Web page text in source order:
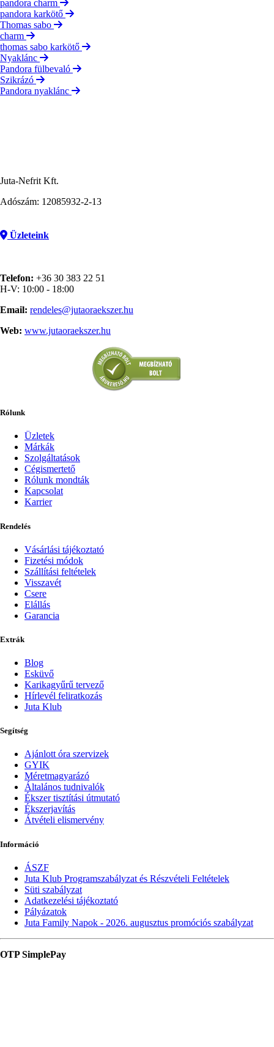
pandora charm
pandora karkötő
Thomas sabo
charm
thomas sabo karkötő
Nyaklánc
Pandora fülbevaló
Szikrázó
Pandora nyaklánc
Juta-Nefrit Kft.
Adószám: 12085932-2-13
Üzleteink
Telefon: +36 30 383 22 51
H-V: 10:00 - 18:00
Email: rendeles@jutaoraekszer.hu
Web: www.jutaoraekszer.hu
Rólunk
Üzletek
Márkák
Szolgáltatások
Cégismertető
Rólunk mondták
Kapcsolat
Karrier
Rendelés
Vásárlási tájékoztató
Fizetési módok
Szállítási feltételek
Visszavét
Csere
Elállás
Garancia
Extrák
Blog
Esküvő
Karikagyűrű tervező
Hírlevél feliratkozás
Juta Klub
Segítség
Ajánlott óra szervizek
GYIK
Méretmagyarázó
Általános tudnivalók
Ékszer tisztítási útmutató
Ékszerjavítás
Átvételi elismervény
Információ
ÁSZF
Juta Klub Programszabályzat és Részvételi Feltételek
Süti szabályzat
Adatkezelési tájékoztató
Pályázatok
Juta Family Napok - 2026. augusztus promóciós szabályzat
OTP SimplePay